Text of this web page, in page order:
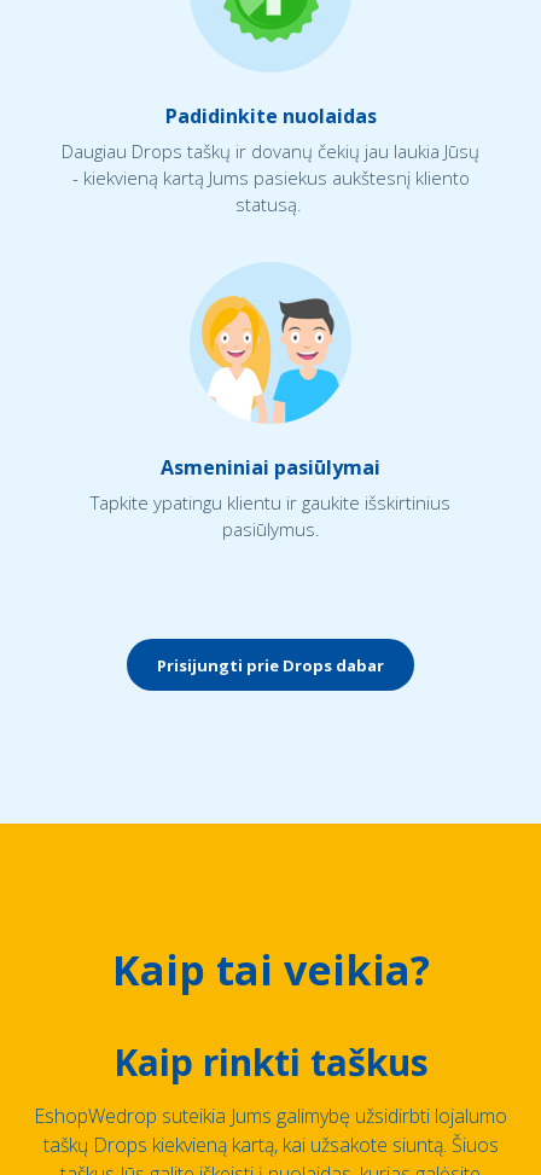
Padidinkite nuolaidas
Daugiau Drops taškų ir dovanų čekių jau laukia Jūsų
- kiekvieną kartą Jums pasiekus aukštesnį kliento
statusą.
Asmeniniai pasiūlymai
Tapkite ypatingu klientu ir gaukite išskirtinius
pasiūlymus.
Prisijungti prie Drops dabar
Kaip tai veikia?
Kaip rinkti taškus
EshopWedrop suteikia Jums galimybę užsidirbti lojalumo
taškų Drops kiekvieną kartą, kai užsakote siuntą. Šiuos